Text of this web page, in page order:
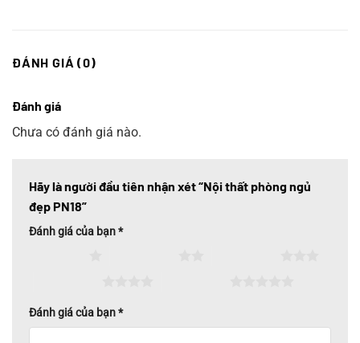
ĐÁNH GIÁ (0)
Đánh giá
Chưa có đánh giá nào.
Hãy là người đầu tiên nhận xét “Nội thất phòng ngủ
đẹp PN18”
Đánh giá của bạn*
Đánh giá của bạn*